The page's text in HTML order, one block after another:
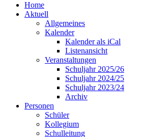
Home
Aktuell
Allgemeines
Kalender
Kalender als iCal
Listenansicht
Veranstaltungen
Schuljahr 2025/26
Schuljahr 2024/25
Schuljahr 2023/24
Archiv
Personen
Schüler
Kollegium
Schulleitung